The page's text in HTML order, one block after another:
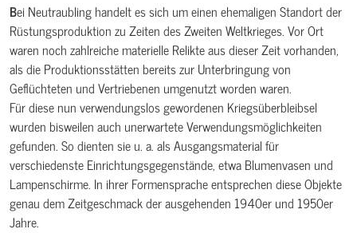
Bei Neutraubling handelt es sich um einen ehemaligen Standort der
Rüstungsproduktion zu Zeiten des Zweiten Weltkrieges. Vor Ort
waren noch zahlreiche materielle Relikte aus dieser Zeit vorhanden,
als die Produktionsstätten bereits zur Unterbringung von
Geflüchteten und Vertriebenen umgenutzt worden waren.
Für diese nun verwendungslos gewordenen Kriegsüberbleibsel
wurden bisweilen auch unerwartete Verwendungsmöglichkeiten
gefunden. So dienten sie u. a. als Ausgangsmaterial für
verschiedenste Einrichtungsgegenstände, etwa Blumenvasen und
Lampenschirme. In ihrer Formensprache entsprechen diese Objekte
genau dem Zeitgeschmack der ausgehenden 1940er und 1950er
Jahre.